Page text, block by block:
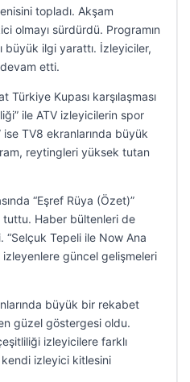
topladı. Akşam
olmayı sürdürdü. Programın
büyük ilgi yarattı. İzleyiciler,
etti.
Türkiye Kupası karşılaşması
ile ATV izleyicilerin spor
ise TV8 ekranlarında büyük
reytingleri yüksek tutan
“Eşref Rüya (Özet)”
Haber bültenleri de
Tepeli ile Now Ana
izleyenlere güncel gelişmeleri
büyük bir rekabet
güzel göstergesi oldu.
izleyicilere farklı
izleyici kitlesini